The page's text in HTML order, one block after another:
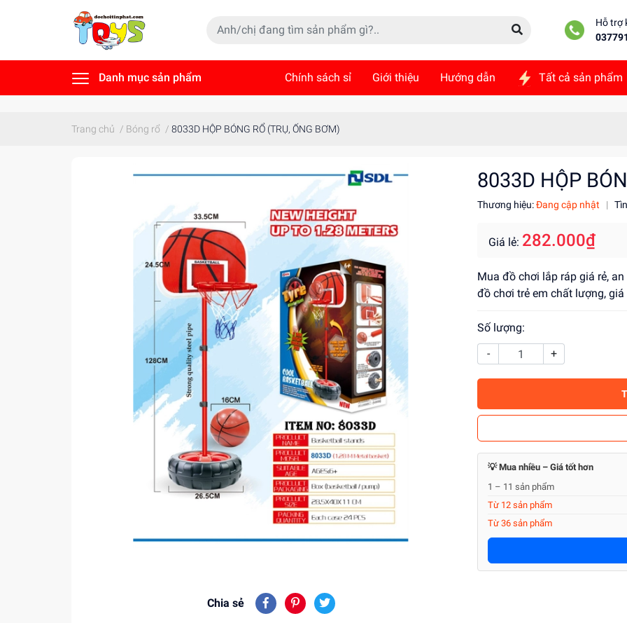
Hỗ trợ
Danh mục sản phẩm Chính sách sỉ Giới thiệu Hướng dẫn Tất cả sản phẩm
Trang chủ / Bóng rổ / 8033D HỘP BÓNG RỔ (TRỤ, ỐNG BƠM)
Chia sẻ
8033D HỘP
Thương hiệu:Đang cập nhật |
Giá lẻ: 282.000₫
Mua đồ chơi lắp ráp giá rẻ,
đồ chơi trẻ em chất lượng,
Số lượng:
-
+
💡 Mua nhiều – Giá tốt hơn
1 – 11 sản phẩm
Từ 12 sản phẩm
Từ 36 sản phẩm